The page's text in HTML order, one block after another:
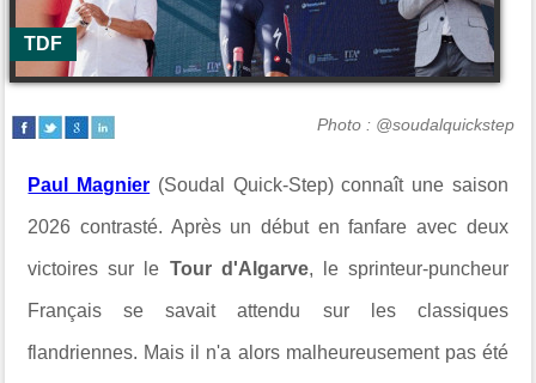
TDF
Photo : @soudalquickstep
Paul Magnier (Soudal Quick-Step) connaît une saison
2026 contrasté. Après un début en fanfare avec deux
victoires sur le Tour d'Algarve, le sprinteur-puncheur
Français se savait attendu sur les classiques
flandriennes. Mais il n'a alors malheureusement pas été